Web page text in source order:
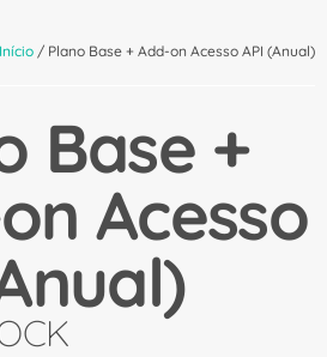
Início / Plano Base + Add-on Acesso API (Anual)
Base +
Acesso